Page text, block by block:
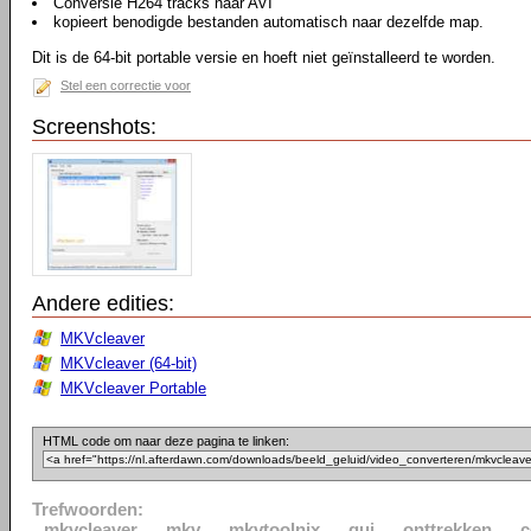
kopieert benodigde bestanden automatisch naar dezelfde map.
Dit is de 64-bit portable versie en hoeft niet geïnstalleerd te worden.
Stel een correctie voor
Screenshots:
Andere edities:
MKVcleaver
MKVcleaver (64-bit)
MKVcleaver Portable
HTML code om naar deze pagina te linken:
Trefwoorden: